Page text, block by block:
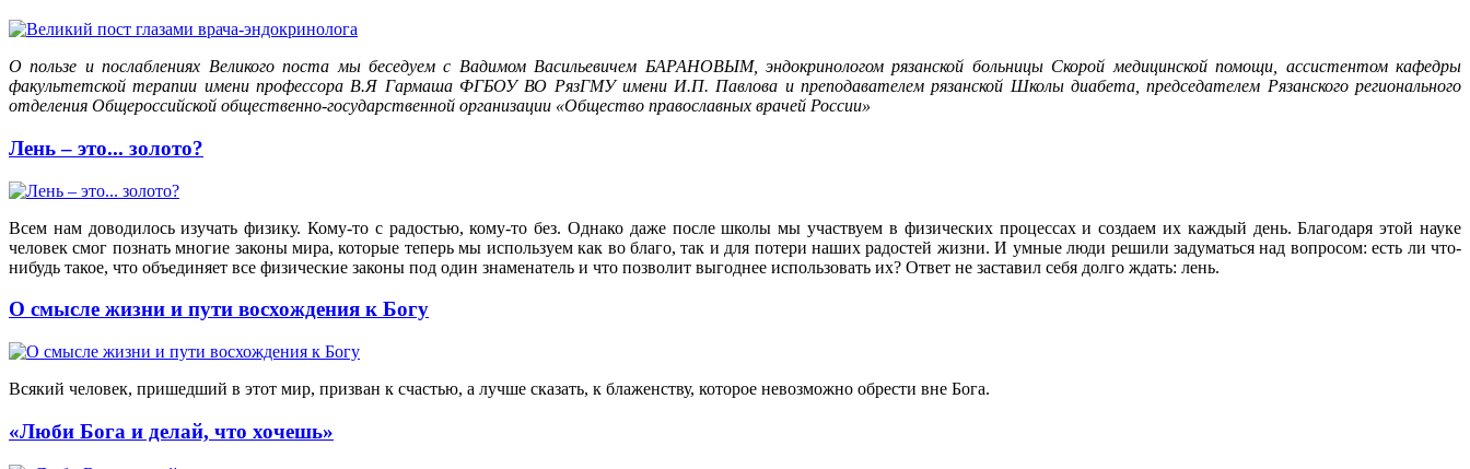
О пользе и послаблениях Великого поста мы беседуем с Вадимом Васильевичем БАРАНОВЫМ, эндокринологом рязанской больницы Скорой медицинской помощи, ассистентом кафедры
факультетской терапии имени профессора В.Я Гармаша ФГБОУ ВО РязГМУ имени И.П. Павлова и преподавателем рязанской Школы диабета, председателем Рязанского регионального
отделения Общероссийской общественно-государственной организации «Общество православных врачей России»
Лень – это... золото?
Всем нам доводилось изучать физику. Кому-то с радостью, кому-то без. Однако даже после школы мы участвуем в физических процессах и создаем их каждый день. Благодаря этой науке
человек смог познать многие законы мира, которые теперь мы используем как во благо, так и для потери наших радостей жизни. И умные люди решили задуматься над вопросом: есть ли что-
нибудь такое, что объединяет все физические законы под один знаменатель и что позволит выгоднее использовать их? Ответ не заставил себя долго ждать: лень.
О смысле жизни и пути восхождения к Богу
Всякий человек, пришедший в этот мир, призван к счастью, а лучше сказать, к блаженству, которое невозможно обрести вне Бога.
«Люби Бога и делай, что хочешь»